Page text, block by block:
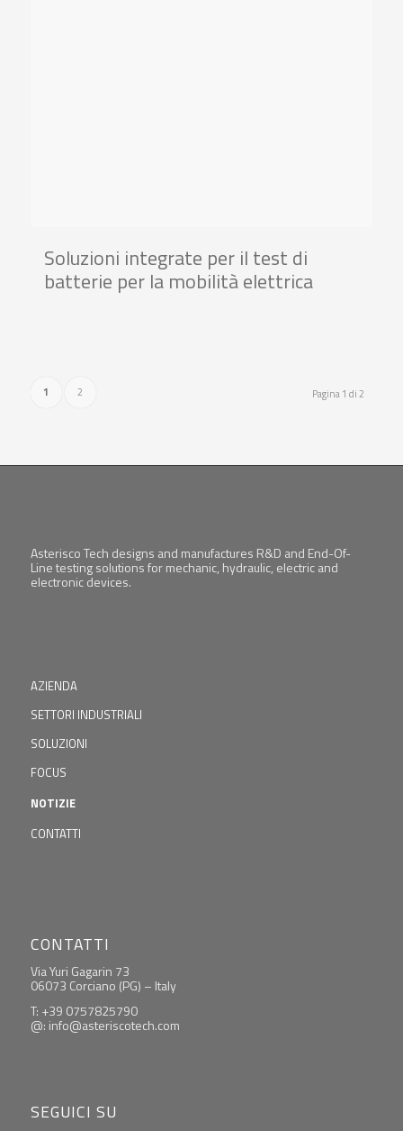
Soluzioni integrate per il test di
batterie per la mobilità elettrica
Pagina 1 di 2
1 2
Asterisco Tech designs and manufactures R&D and End-Of-
Line testing solutions for mechanic, hydraulic, electric and
electronic devices.
AZIENDA
SETTORI INDUSTRIALI
SOLUZIONI
FOCUS
NOTIZIE
CONTATTI
CONTATTI
Via Yuri Gagarin 73
06073 Corciano (PG) – Italy
T: +39 0757825790
@: info@asteriscotech.com
SEGUICI SU